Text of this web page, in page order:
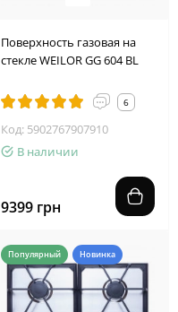
Поверхность газовая на
стекле WEILOR GG 604 BL
6
Код: 5902767907910
В наличии
9399 грн
Популярный Новинка